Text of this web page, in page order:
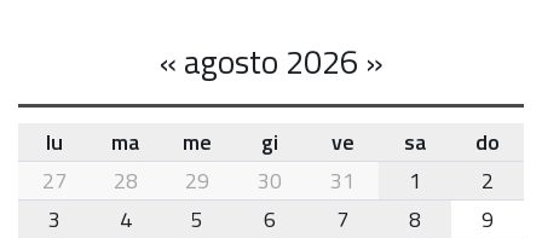
«agosto 2026 »
month-
8
lu ma me gi ve sa
do
27
28 29 30 31 1
2
3
4 5 6 7 8
9